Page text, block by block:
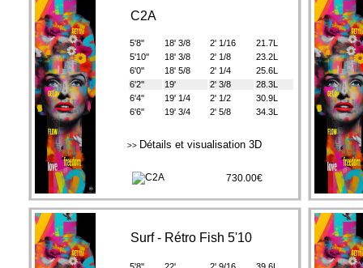
C2A
5'8'' 18' 3/8 2' 1/16
21.7L
5'10''
18' 3/8 2' 1/8
23.2L
6'0''
18' 5/8 2' 1/4
25.6L
6'2''
19' 2' 3/8
28.3L
6'4''
19' 1/4 2' 1/2
30.9L
6'6''
19' 3/4 2' 5/8 34.3L
>> Détails et visualisation 3D
730.00€
Surf - Rétro Fish 5'10